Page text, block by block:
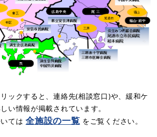
ックすると、連絡先(相談窓口)や、緩和ケ
い情報が掲載されています。
いては全施設の一覧 をご覧ください。